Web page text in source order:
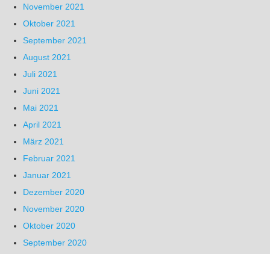
November 2021
Oktober 2021
September 2021
August 2021
Juli 2021
Juni 2021
Mai 2021
April 2021
März 2021
Februar 2021
Januar 2021
Dezember 2020
November 2020
Oktober 2020
September 2020